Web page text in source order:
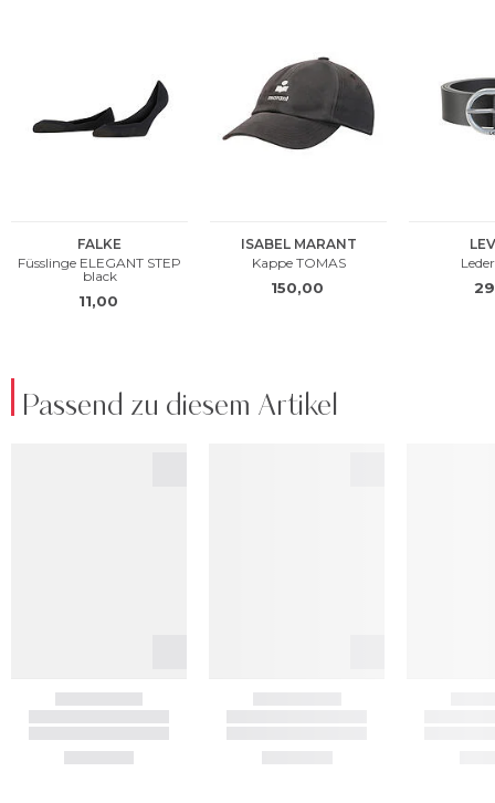
Passend zu diesem Artikel